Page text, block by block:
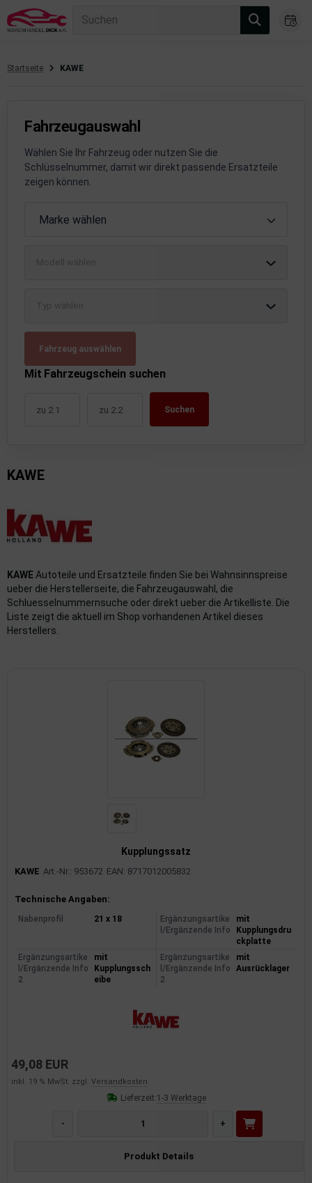
Suchen
Startseite KAWE
Fahrzeugauswahl
Wählen Sie Ihr Fahrzeug oder nutzen Sie die
Schlüsselnummer, damit wir direkt passende Ersatzteile
zeigen können.
Marke wählen
Fahrzeug auswählen
Mit Fahrzeugschein suchen
Suchen
KAWE
KAWE Autoteile und Ersatzteile finden Sie bei Wahnsinnspreise
ueber die Herstellerseite, die Fahrzeugauswahl, die
Schluesselnummernsuche oder direkt ueber die Artikelliste. Die
Liste zeigt die aktuell im Shop vorhandenen Artikel dieses
Herstellers.
Kupplungssatz
KAWE Art.-Nr.: 953672 EAN: 8717012005832
Produktinformationen
Technische Angaben:
Nabenprofil 21 x 18
Ergänzungsartike
l/Ergänzende Info
mit
Kupplungsdru
ckplatte
Ergänzungsartike
l/Ergänzende Info
2
mit
Kupplungssch
eibe
Ergänzungsartike
l/Ergänzende Info
2
mit
Ausrücklager
49,08 EUR
inkl. 19 % MwSt. zzgl. Versandkosten
Lieferzeit:1-3 Werktage
- +
Produkt Details
Anbauteile
Dämpfung
Lüftung
Kommunikationssysteme
Verbrauchsmaterial